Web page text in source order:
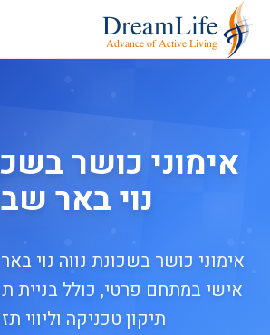
אימוני כושר
נוי באר
אימוני כושר בשכונת נווה נוי
אישי במתחם פרטי, כולל בניית
תיקון טכניקה וליווי